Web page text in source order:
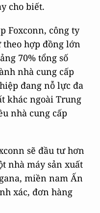
cho biết.
​​​​Foxconn, công ty
hợp đồng lớn
70% tổng số
nhà cung cấp
đang nỗ lực đa
khác ngoài Trung
nhà cung cấp
sẽ đầu tư hơn
nhà máy sản xuất
miền nam Ấn
xác, đơn hàng